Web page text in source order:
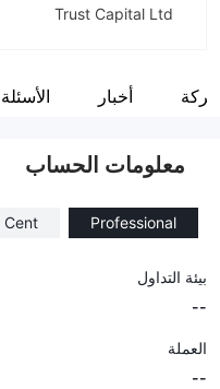
Trust Capital Ltd
موظفو الشركة
أخبار
معلومات الحساب
Professional
Cent
بيئة التداول
--
العملة
--